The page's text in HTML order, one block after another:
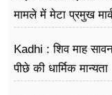
मामले में मेटा प्रमुख
Kadhi : शिव माह
पीछे की धार्मिक मान्यता